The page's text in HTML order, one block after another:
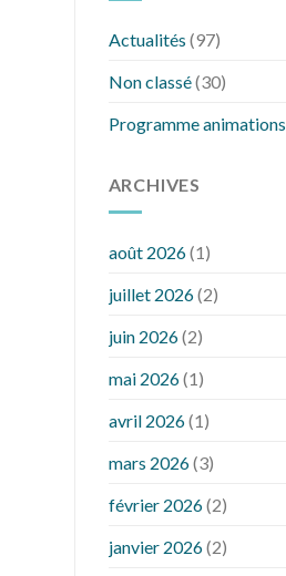
Actualités (97)
Non classé(30)
Programme animations
ARCHIVES
août 2026(1)
juillet 2026(2)
juin 2026(2)
mai 2026(1)
avril 2026(1)
mars 2026(3)
février 2026(2)
janvier 2026(2)